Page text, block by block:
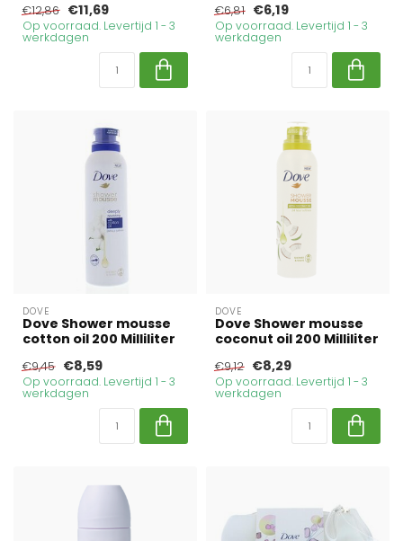
€12,86 €11,69
Op voorraad. Levertijd 1 - 3
werkdagen
€6,81 €6,19
Op voorraad. Levertijd 1 - 3
werkdagen
DOVE
Dove Shower mousse
cotton oil 200 Milliliter
€9,45 €8,59
Op voorraad. Levertijd 1 - 3
werkdagen
DOVE
Dove Shower mousse
coconut oil 200 Milliliter
€9,12 €8,29
Op voorraad. Levertijd 1 - 3
werkdagen